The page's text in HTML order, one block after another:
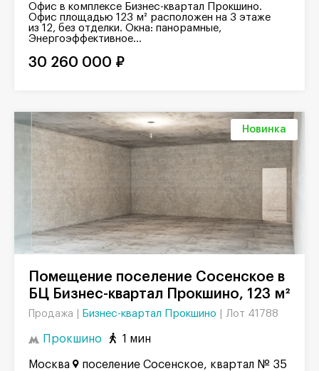
Офис в комплексе Бизнес-квартал Прокшино.
Офис площадью 123 м² расположен на 3 этаже
из 12, без отделки. Окна: панорамные,
Энергоэффективное...
30 260 000 ₽
Новинка
Помещение поселение Сосенское в
БЦ Бизнес-квартал Прокшино, 123 м²
Продажа | Бизнес-квартал Прокшино Лот 41788
Прокшино 1 мин
Москва поселение Сосенское, квартал № 35